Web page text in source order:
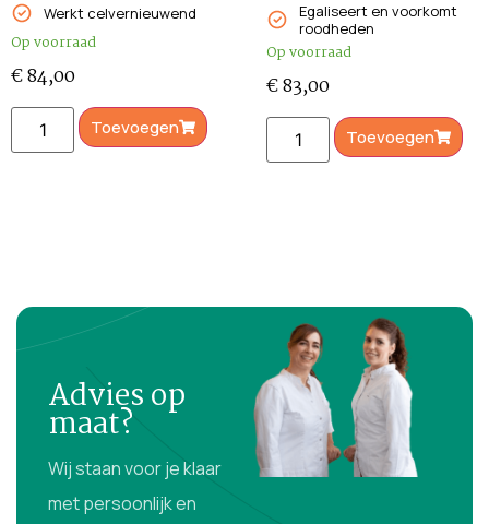
Werkt celvernieuwend
Op voorraad
€84,00
Toevoegen
Egaliseert en voorkomt
roodheden
Op voorraad
€83,00
Toevoegen
Advies op
maat?
Wij staan voor je klaar
met persoonlijk en